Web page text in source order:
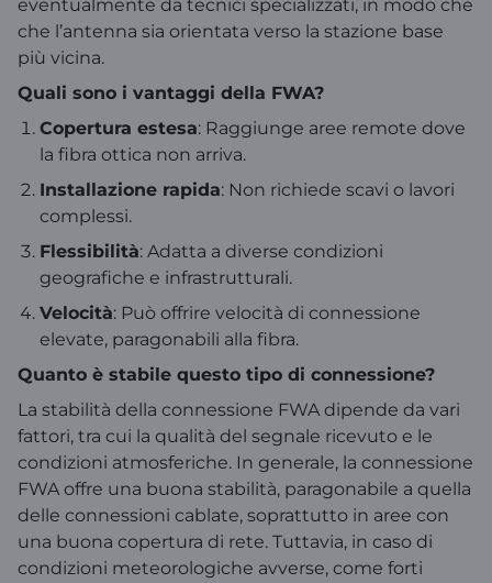
eventualmente da tecnici specializzati, in modo che
che l’antenna sia orientata verso la stazione base
più vicina.
Quali sono i vantaggi della FWA?
Copertura estesa: Raggiunge aree remote dove
la fibra ottica non arriva.
Installazione rapida: Non richiede scavi o lavori
complessi.
Flessibilità: Adatta a diverse condizioni
geografiche e infrastrutturali.
Velocità: Può offrire velocità di connessione
elevate, paragonabili alla fibra.
Quanto è stabile questo tipo di connessione?
La stabilità della connessione FWA dipende da vari
fattori, tra cui la qualità del segnale ricevuto e le
condizioni atmosferiche. In generale, la connessione
FWA offre una buona stabilità, paragonabile a quella
delle connessioni cablate, soprattutto in aree con
una buona copertura di rete. Tuttavia, in caso di
condizioni meteorologiche avverse, come forti